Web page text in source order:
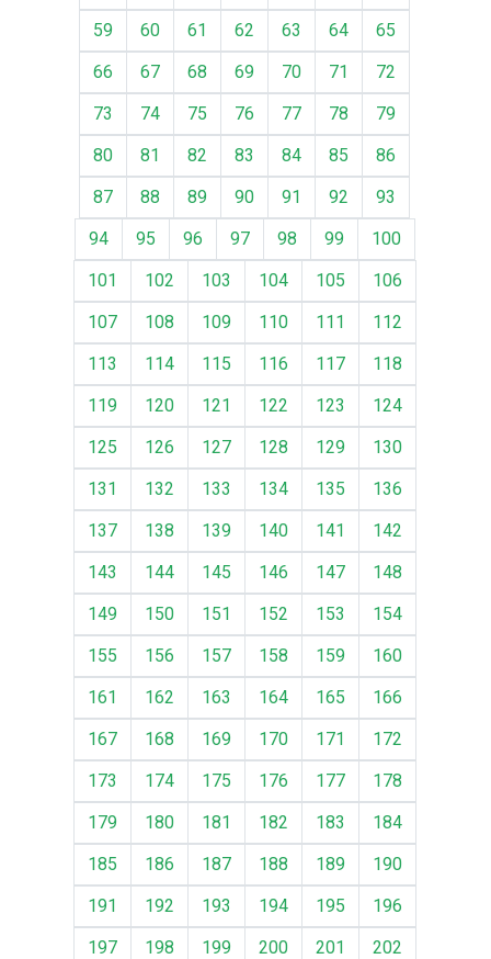
59
60 61 62 63 64
65
66
67 68 69 70 71
72
73
74 75 76 77 78
79
80
81 82 83 84 85
86
87
88 89 90 91 92
93
94
95 96 97 98 99
100
101
102 103 104 105
106
107
108 109 110 111
112
113
114 115 116 117
118
119
120 121 122 123
124
125
126 127 128 129
130
131
132 133 134 135
136
137
138 139 140 141
142
143
144 145 146 147
148
149
150 151 152 153
154
155
156 157 158 159
160
161
162 163 164 165
166
167
168 169 170 171
172
173
174 175 176 177
178
179
180 181 182 183
184
185
186 187 188 189
190
191
192 193 194 195
196
197
198 199 200 201
202